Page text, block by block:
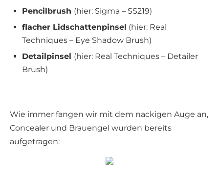
Pencilbrush (hier: Sigma – SS219)
flacher Lidschattenpinsel (hier: Real
Techniques – Eye Shadow Brush)
Detailpinsel (hier: Real Techniques – Detailer
Brush)
Wie immer fangen wir mit dem nackigen Auge an,
Concealer und Brauengel wurden bereits
aufgetragen: